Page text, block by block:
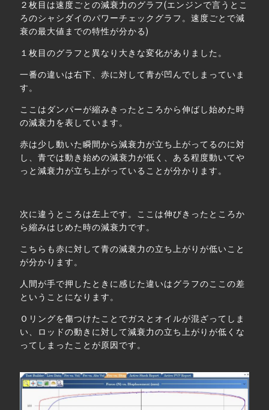
２枚目は速度ごとの減衰力のグラフ(エンジンで言うとこ
ろのシャシダイのパワーチェックグラフ。速度ごとで減
衰の最大値までの特性が分かる)
１枚目のグラフと異なり大きな変化がありました。
一番の違いは右下、赤に対して青が凹んでしまっていま
す。
ここはダンパーが縮みきったところから伸ばし始めた時
の減衰力を表しています。
赤は少し動いた瞬間から減衰力が立ち上がってるのに対
し、青では動き始めの減衰力が低く、ある程度動いてや
っと減衰力が立ち上がっていることが分かります。
次に違うところは左上です。ここは伸びきったところか
ら縮みはじめた時の減衰力です。
こちらも赤に対して青の減衰力の立ち上がりが低いこと
が分かります。
人間が手で押したときに感じた違いはグラフのここの差
ということになります。
Ｏリングを傷つけたことでガスとオイルが混ざってしま
い、ロッドの動きに対して減衰力の立ち上がりが低くな
ってしまったことが原因です。